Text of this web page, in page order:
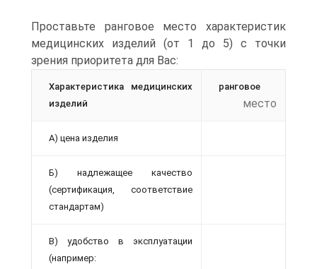
Проставьте ранговое место характеристик
медицинских изделий (от 1 до 5) с точки
зрения приоритета для Вас:
Характеристика медицинских
изделий
ранговое
место
А) цена изделия
Б) надлежащее качество
(сертификация, соответствие
стандартам)
В) удобство в эксплуатации
(например: